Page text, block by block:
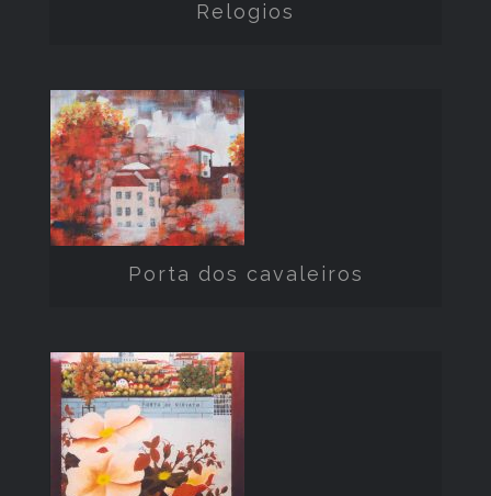
Relogios
Porta dos
cavaleiros
Porta dos cavaleiros
porta de
Viriato